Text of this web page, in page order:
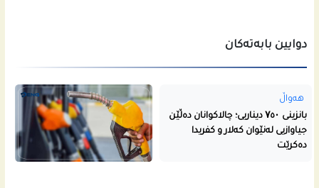
دوایین بابەتەکان
هەواڵ
بانزینی ۷٥۰ دیناریی؛ چالاکوانان دەڵێن
جیاوازیی لەنێوان کەلار و کفریدا
دەکرێت